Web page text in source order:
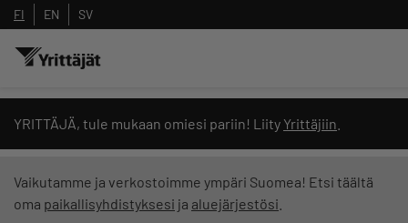
FI EN SV
YRITTÄJÄ, tule mukaan omiesi pariin! Liity Yrittäjiin
Vaikutamme ja verkostoimme ympäri Suomea! Etsi täältä
oma paikallisyhdistyksesi ja aluejärjestösi
Hae sivustolta tai kysy suoraan